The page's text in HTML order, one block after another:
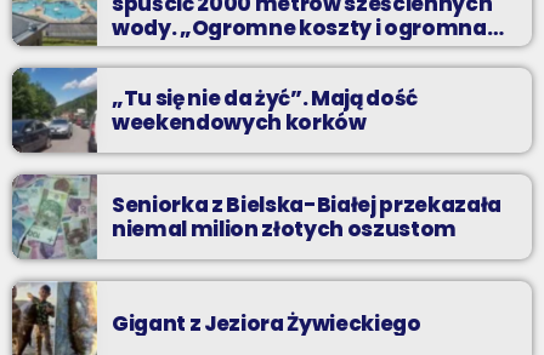
wody. „Ogromne koszty i ogromna
praca”
„Tu się nie da żyć”. Mają dość
weekendowych korków
Seniorka z Bielska-Białej przekazała
niemal milion złotych oszustom
Gigant z Jeziora Żywieckiego